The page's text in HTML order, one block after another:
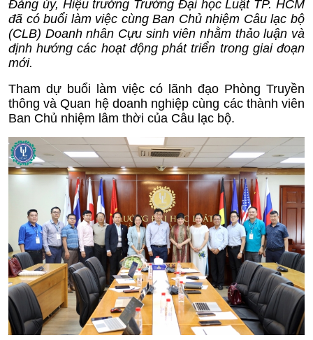
Đảng ủy, Hiệu trưởng Trường Đại học Luật TP. HCM
đã có buổi làm việc cùng Ban Chủ nhiệm Câu lạc bộ
(CLB) Doanh nhân Cựu sinh viên nhằm thảo luận và
định hướng các hoạt động phát triển trong giai đoạn
mới.
Tham dự buổi làm việc có lãnh đạo Phòng Truyền
thông và Quan hệ doanh nghiệp cùng các thành viên
Ban Chủ nhiệm lâm thời của Câu lạc bộ.